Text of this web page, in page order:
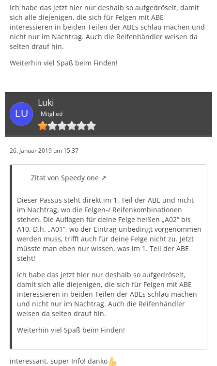
Ich habe das jetzt hier nur deshalb so aufgedröselt, damit
sich alle diejenigen, die sich für Felgen mit ABE
interessieren in beiden Teilen der ABEs schlau machen und
nicht nur im Nachtrag. Auch die Reifenhändler weisen da
selten drauf hin.
Weiterhin viel Spaß beim Finden!
Luki
Mitglied
26. Januar 2019 um 15:37
Zitat von Speedy one
Dieser Passus steht direkt im 1. Teil der ABE und nicht
im Nachtrag, wo die Felgen-/ Reifenkombinationen
stehen. Die Auflagen für deine Felge heißen „A02“ bis
A10. D.h. „A01“, wo der Eintrag unbedingt vorgenommen
werden muss, trifft auch für deine Felge nicht zu. Jetzt
müsste man eben nur wissen, was im 1. Teil der ABE
steht!
Ich habe das jetzt hier nur deshalb so aufgedröselt,
damit sich alle diejenigen, die sich für Felgen mit ABE
interessieren in beiden Teilen der ABEs schlau machen
und nicht nur im Nachtrag. Auch die Reifenhändler
weisen da selten drauf hin.
Weiterhin viel Spaß beim Finden!
interessant, super Info! dankö